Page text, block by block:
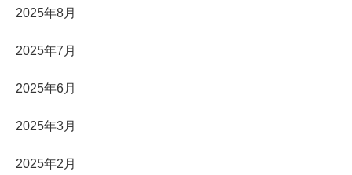
2025年8月
2025年7月
2025年6月
2025年3月
2025年2月